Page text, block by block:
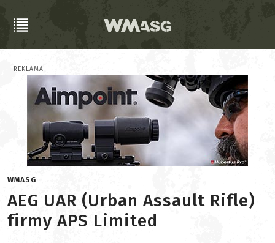
REKLAMA
WMASG
AEG UAR (Urban Assault Rifle)
firmy APS Limited